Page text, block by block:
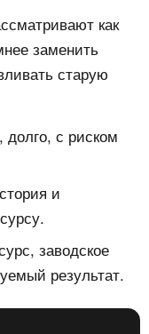
как
заменить
старую
долго, с риском
и
заводское
результат.